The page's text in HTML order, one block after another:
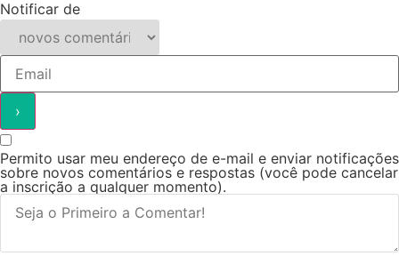
Notificar de
Permito usar meu endereço de e-mail e enviar notificações
sobre novos comentários e respostas (você pode cancelar
a inscrição a qualquer momento).